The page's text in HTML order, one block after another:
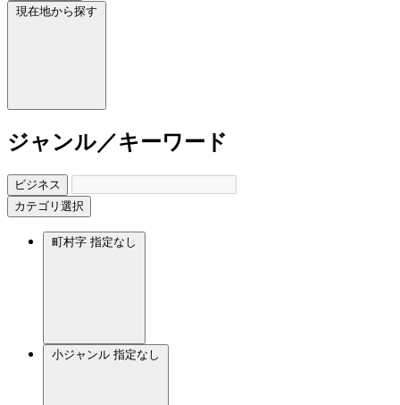
現在地から探す
ジャンル／キーワード
ビジネス
カテゴリ選択
町村字 指定なし
小ジャンル 指定なし